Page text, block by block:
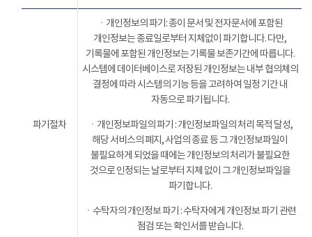
파기절차
ㆍ개인정보의 파기: 종이 문서 및 전자문서에 포함된
개인정보는 종료일로부터 지체없이 파기합니다. 다만,
기록물에 포함된 개인정보는 기록물 보존기간에 따릅니다.
시스템에 데이터베이스로 저장된 개인정보는 내부 협의체의
결정에 따라 시스템의 기능 등을 고려하여 일정 기간 내
자동으로 파기됩니다.
ㆍ개인정보파일의 파기 : 개인정보파일의 처리 목적 달성,
해당 서비스의 폐지, 사업의 종료 등 그 개인정보파일이
불필요하게 되었을 때에는 개인정보의 처리가 불필요한
것으로 인정되는 날로부터 지체 없이 그 개인정보파일을
파기합니다.
ㆍ수탁자의 개인정보 파기 : 수탁자에게 개인정보 파기 관련
점검 또는 확인서를 받습니다.